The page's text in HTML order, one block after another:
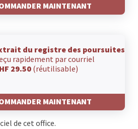
MAINTENANT
du registre des poursuites
rapidement par courriel
29.50 (réutilisable)
MAINTENANT
de cet office.